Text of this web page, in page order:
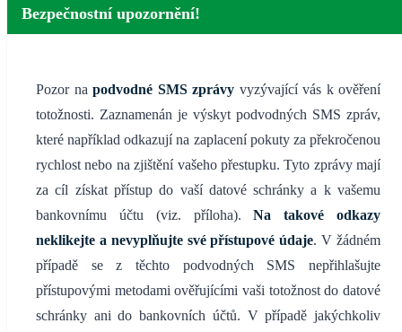
Bezpečnostní upozornění!
Pozor na podvodné SMS zprávy vyzývající vás k ověření
totožnosti. Zaznamenán je výskyt podvodných SMS zpráv,
které například odkazují na zaplacení pokuty za překročenou
rychlost nebo na zjištění vašeho přestupku. Tyto zprávy mají
za cíl získat přístup do vaší datové schránky a k vašemu
bankovnímu účtu (viz. příloha).Na takové odkazy
neklikejte a nevyplňujte své přístupové údaje. V žádném
případě se z těchto podvodných SMS nepřihlašujte
přístupovými metodami ověřujícími vaši totožnost do datové
schránky ani do bankovních účtů. V případě jakýchkoliv